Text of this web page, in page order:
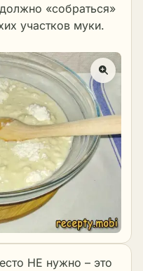
«собраться»
участков муки.
НЕ нужно – это